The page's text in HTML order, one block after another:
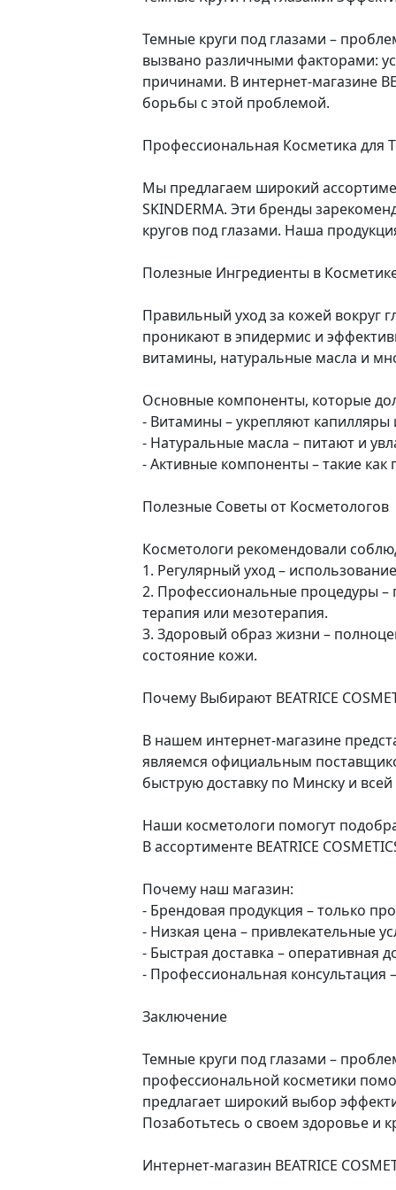
Темные круги под глазами –
вызвано различными факторами:
причинами. В интернет-магазине
борьбы с этой проблемой.
Профессиональная Косметика для
Мы предлагаем широкий
SKINDERMA. Эти бренды
кругов под глазами. Наша
Полезные Ингредиенты в
Правильный уход за кожей вокруг
проникают в эпидермис и
витамины, натуральные масла и
Основные компоненты, которые
- Витамины – укрепляют
- Натуральные масла – питают и
- Активные компоненты – такие
Полезные Советы от Косметологов
Косметологи рекомендовали
1. Регулярный уход –
2. Профессиональные процедуры –
терапия или мезотерапия.
3. Здоровый образ жизни –
состояние кожи.
Почему Выбирают BEATRICE
В нашем интернет-магазине
являемся официальным
быструю доставку по Минску и
Наши косметологи помогут
В ассортименте BEATRICE
Почему наш магазин:
- Брендовая продукция – только
- Низкая цена – привлекательные
- Быстрая доставка – оперативная
- Профессиональная
Заключение
Темные круги под глазами –
профессиональной косметики
предлагает широкий выбор
Позаботьтесь о своем здоровье и
Интернет-магазин BEATRICE